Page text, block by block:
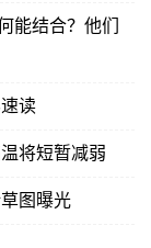
能结合？他们
读
将短暂减弱
图曝光